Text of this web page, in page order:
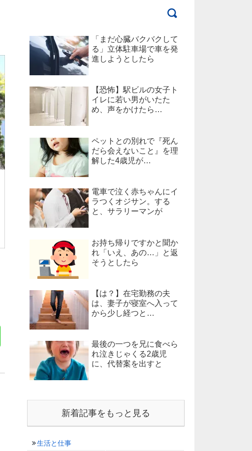
「まだ心臓バクバクして
る」立体駐車場で車を発
進しようとしたら
【恐怖】駅ビルの女子ト
イレに若い男がいたた
め、声をかけたら…
ペットとの別れで『死ん
だら会えないこと』を理
解した4歳児が…
電車で泣く赤ちゃんにイ
ラつくオジサン。する
と、サラリーマンが
お持ち帰りですかと聞か
れ「いえ、あの…」と返
そうとしたら
【は？】在宅勤務の夫
は、妻子が寝室へ入って
から少し経つと…
最後の一つを兄に食べら
れ泣きじゃくる2歳児
に、代替案を出すと
新着記事をもっと見る
生活と仕事